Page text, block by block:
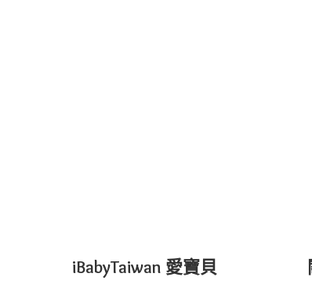
iBabyTaiwan 愛寶貝